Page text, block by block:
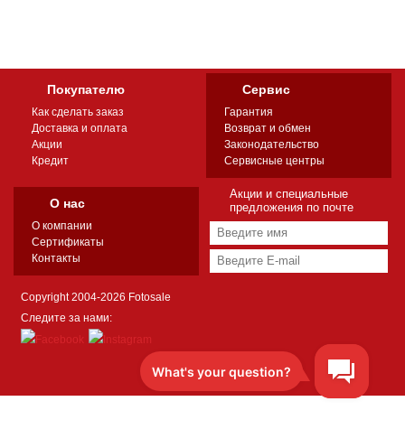
Покупателю
Как сделать заказ
Доставка и оплата
Акции
Кредит
Сервис
Гарантия
Возврат и обмен
Законодательство
Сервисные центры
О нас
О компании
Сертификаты
Контакты
Акции и специальные
предложения по почте
Copyright 2004-2026 Fotosale
Следите за нами: